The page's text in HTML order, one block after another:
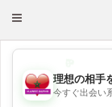
Toggle
理想の相手
今すぐ出会い